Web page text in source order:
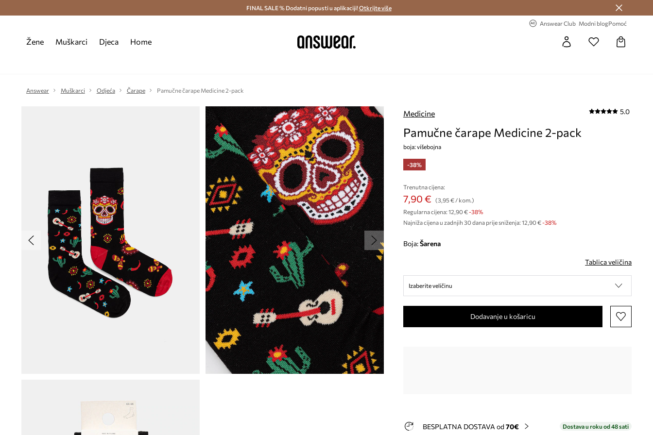
Besplatna dostava i povrat (od 70€) > Dostava u roku 48 sati >
FINAL SALE % Dodatni popusti u aplikaciji!Otkrijte više
Answear Club Modni blogPomoć
Žene Muškarci Djeca Home
Answear Muškarci Odjeća Čarape Pamučne čarape Medicine 2-pack
Medicine 5.0
Pamučne čarape Medicine 2-pack
boja: višebojna
-38%
Trenutna cijena:
7,90 €
(3,95 € / kom.)
Regularna cijena: 12,90 €-38%
Najniža cijena u zadnjih 30 dana prije sniženja: 12,90 € -38%
Boja: šarena
Tablica veličina
Izaberite veličinu
Dodavanje u košaricu
BESPLATNA DOSTAVA od 70€ Dostava u roku od 48 sati